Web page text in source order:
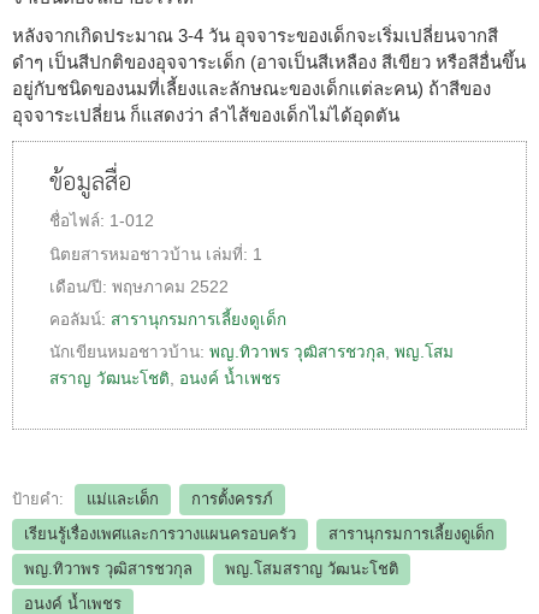
หลังจากเกิดประมาณ 3-4 วัน อุจจาระของเด็กจะเริ่มเปลี่ยนจากสี
ดำๆ เป็นสีปกติของอุจจาระเด็ก (อาจเป็นสีเหลือง สีเขียว หรือสีอื่นขึ้น
อยู่กับชนิดของนมที่เลี้ยงและลักษณะของเด็กแต่ละคน) ถ้าสีของ
อุจจาระเปลี่ยน ก็แสดงว่า ลำไส้ของเด็กไม่ได้อุดตัน
ข้อมูลสื่อ
ชื่อไฟล์: 1-012
นิตยสารหมอชาวบ้าน เล่มที่: 1
เดือน/ปี: พฤษภาคม 2522
คอลัมน์: สารานุกรมการเลี้ยงดูเด็ก
นักเขียนหมอชาวบ้าน: พญ.ทิวาพร วุฒิสารชวกุล พญ.โสม
สราญ วัฒนะโชติ
อนงค์ น้ำเพชร
ป้ายคำ: แม่และเด็ก
การตั้งครรภ์
เรียนรู้เรื่องเพศและการวางแผนครอบครัว
สารานุกรมการเลี้ยงดูเด็ก
พญ.ทิวาพร วุฒิสารชวกุล
พญ.โสมสราญ วัฒนะโชติ
อนงค์ น้ำเพชร